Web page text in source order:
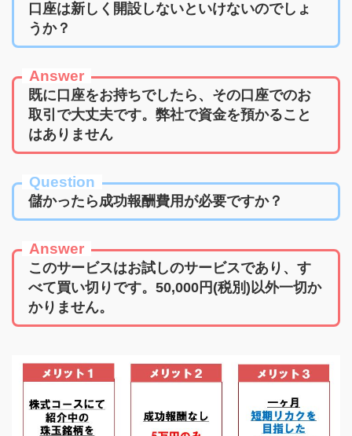
口座は新しく開設しないといけないのでしょ
うか？
Answer
既に口座をお持ちでしたら、その口座でのお
取引で大丈夫です。弊社で資金を預かること
はありません
Question
儲かったら成功報酬費用が必要ですか？
Answer
このサービスはお試しのサービスであり、す
べて買い切りです。50,000円(税別)以外一切か
かりません。